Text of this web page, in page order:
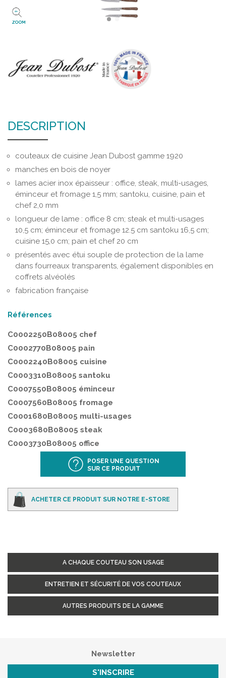
ZOOM
DESCRIPTION
couteaux de cuisine Jean Dubost gamme 1920
manches en bois de noyer
lames acier inox épaisseur : office, steak, multi-usages,
éminceur et fromage 1,5 mm; santoku, cuisine, pain et
chef 2,0 mm
longueur de lame : office 8 cm; steak et multi-usages
10,5 cm; éminceur et fromage 12.5 cm santoku 16,5 cm;
cuisine 15,0 cm; pain et chef 20 cm
présentés avec étui souple de protection de la lame
dans fourreaux transparents, également disponibles en
coffrets alvéolés
fabrication française
Références
C0002250B08005 chef
C0002770B08005 pain
C0002240B08005 cuisine
C0003310B08005 santoku
C0007550B08005 éminceur
C0007560B08005 fromage
C0001680B08005 multi-usages
C0003680B08005 steak
C0003730B08005 office
POSER UNE QUESTION
SUR CE PRODUIT
ACHETER CE PRODUIT SUR NOTRE E-STORE
A CHAQUE COUTEAU SON USAGE
ENTRETIEN ET SÉCURITÉ DE VOS COUTEAUX
AUTRES PRODUITS DE LA GAMME
Newsletter
S'INSCRIRE